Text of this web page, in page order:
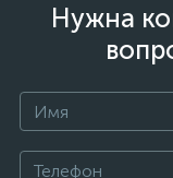
Нужна